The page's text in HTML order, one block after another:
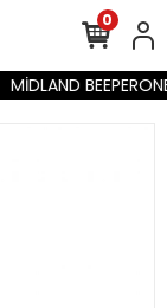
MİDLAND
0